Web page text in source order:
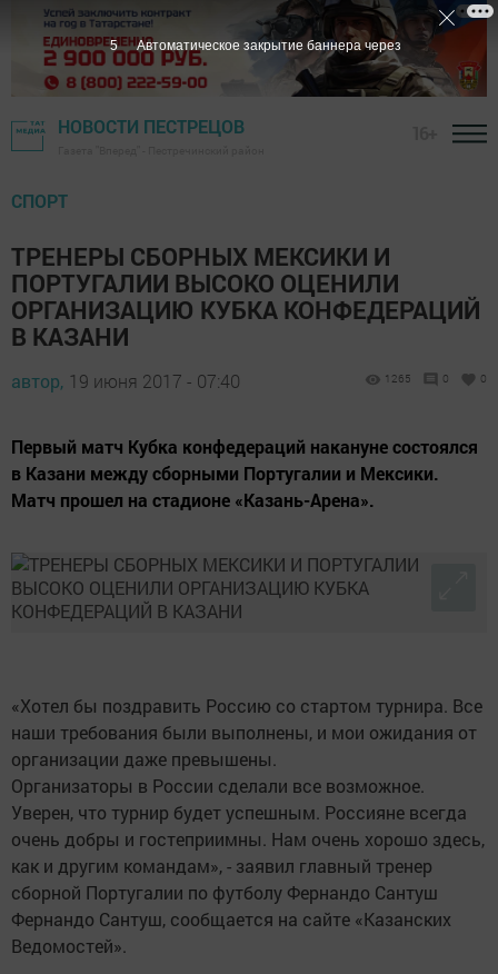
НОВОСТИ ПЕСТРЕЦОВ
СПОРТ
ТРЕНЕРЫ СБОРНЫХ МЕКСИКИ И
ПОРТУГАЛИИ ВЫСОКО ОЦЕНИЛИ
ОРГАНИЗАЦИЮ КУБКА КОНФЕДЕРАЦИЙ
В КАЗАНИ
автор, 19 июня 2017 - 07:40 1265 0 0
Первый матч Кубка конфедераций накануне состоялся
в Казани между сборными Португалии и Мексики.
Матч прошел на стадионе «Казань-Арена».
«Хотел бы поздравить Россию со стартом турнира. Все
наши требования были выполнены, и мои ожидания от
организации даже превышены.
Организаторы в России сделали все возможное.
Уверен, что турнир будет успешным. Россияне всегда
очень добры и гостеприимны. Нам очень хорошо здесь,
как и другим командам», - заявил главный тренер
сборной Португалии по футболу Фернандо Сантуш
Фернандо Сантуш, сообщается на сайте «Казанских
Ведомостей».
4 Автоматическое закрытие баннера через